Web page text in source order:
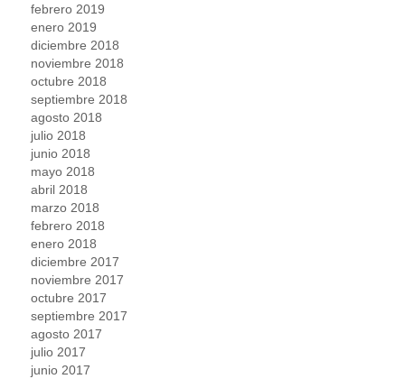
febrero 2019
enero 2019
diciembre 2018
noviembre 2018
octubre 2018
septiembre 2018
agosto 2018
julio 2018
junio 2018
mayo 2018
abril 2018
marzo 2018
febrero 2018
enero 2018
diciembre 2017
noviembre 2017
octubre 2017
septiembre 2017
agosto 2017
julio 2017
junio 2017